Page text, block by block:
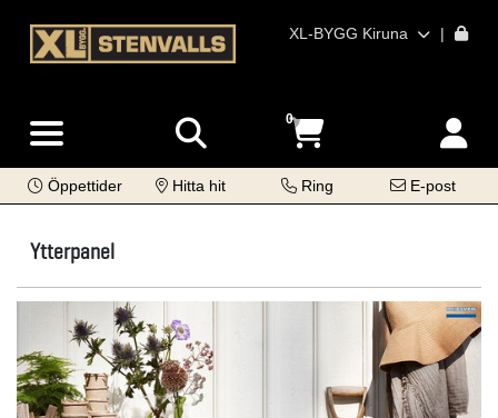
XL-BYGG Kiruna |
0
Öppettider Hitta hit Ring E-post
Ytterpanel